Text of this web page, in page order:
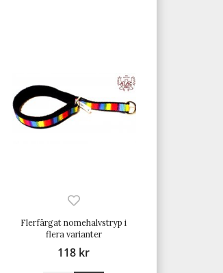
Flerfärgat nomehalvstryp i
flera varianter
118 kr